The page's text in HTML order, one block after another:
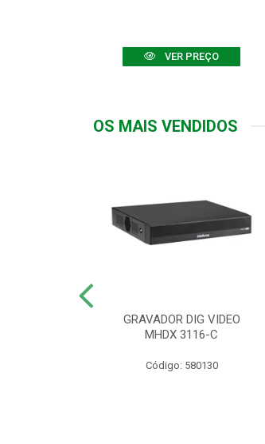
VER PREÇO
OS MAIS VENDIDOS
GRAVADOR DIG VIDEO
MHDX 3116-C
Código: 580130